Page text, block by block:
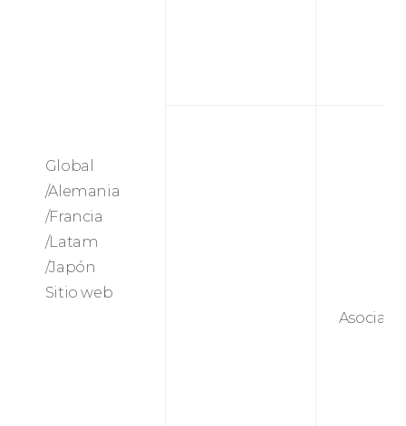
Global
/Alemania
/Francia
/Latam
/Japón
Sitio web